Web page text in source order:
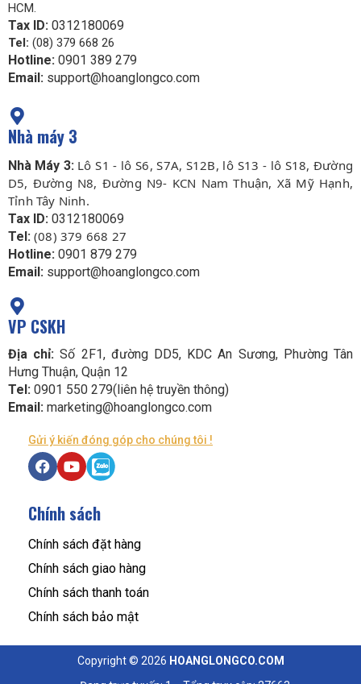
HCM.
Tax ID: 0312180069
Tel: (08) 379 668 26
Hotline: 0901 389 279
Email: support@hoanglongco.com
Nhà máy 3
Nhà Máy 3: Lô S1 - lô S6, S7A, S12B, lô S13 - lô S18, Đường
D5, Đường N8, Đường N9- KCN Nam Thuận, Xã Mỹ Hạnh,
Tỉnh Tây Ninh.
Tax ID: 0312180069
Tel: (08) 379 668 27
Hotline: 0901 879 279
Email: support@hoanglongco.com
VP CSKH
Địa chỉ: Số 2F1, đường DD5, KDC An Sương, Phường Tân
Hưng Thuận, Quận 12
Tel: 0901 550 279(liên hệ truyền thông)
Email: marketing@hoanglongco.com
Gửi ý kiến đóng góp cho chúng tôi !
Chính sách
Chính sách đặt hàng
Chính sách giao hàng
Chính sách thanh toán
Chính sách bảo mật
Copyright © 2026 HOANGLONGCO.COM